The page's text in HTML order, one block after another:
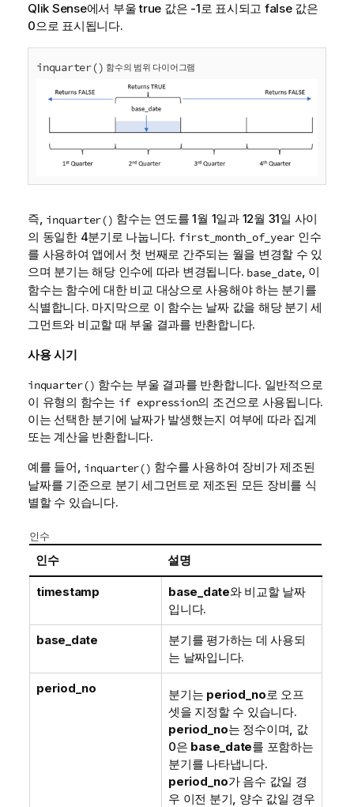
Qlik Sense에서 부울 true 값은 -1로 표시되고 false 값은
0으로 표시됩니다.
inquarter() 함수의 범위 다이어그램
즉, inquarter() 함수는 연도를 1월 1일과 12월 31일 사이
의 동일한 4분기로 나눕니다. first_month_of_year 인수
를 사용하여 앱에서 첫 번째로 간주되는 월을 변경할 수 있
으며 분기는 해당 인수에 따라 변경됩니다. base_date, 이
함수는 함수에 대한 비교 대상으로 사용해야 하는 분기를
식별합니다. 마지막으로 이 함수는 날짜 값을 해당 분기 세
그먼트와 비교할 때 부울 결과를 반환합니다.
사용 시기
inquarter() 함수는 부울 결과를 반환합니다. 일반적으로
이 유형의 함수는 if expression의 조건으로 사용됩니다.
이는 선택한 분기에 날짜가 발생했는지 여부에 따라 집계
또는 계산을 반환합니다.
예를 들어, inquarter() 함수를 사용하여 장비가 제조된
날짜를 기준으로 분기 세그먼트로 제조된 모든 장비를 식
별할 수 있습니다.
인수
인수 설명
timestamp base_date와 비교할 날짜
입니다.
base_date
분기를 평가하는 데 사용되
는 날짜입니다.
period_no 분기는 period_no로 오프
셋을 지정할 수 있습니다.
period_no는 정수이며, 값
0은 base_date를 포함하는
분기를 나타냅니다.
period_no가 음수 값일 경
우 이전 분기, 양수 값일 경우